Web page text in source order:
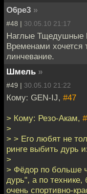
O6pe3 »
#48 | 30.05.10 21:17
Наглые Тщедушные
Временами хочется
линчевание.
Шмель »
#49 | 30.05.10 21:22
Кому: GEN-IJ, #47
> Кому: Резо-Акам,
>
> > Его любят не
ринге выбить дурь
>
> Фёдор по больше
дурь", а по
очень спортивно-